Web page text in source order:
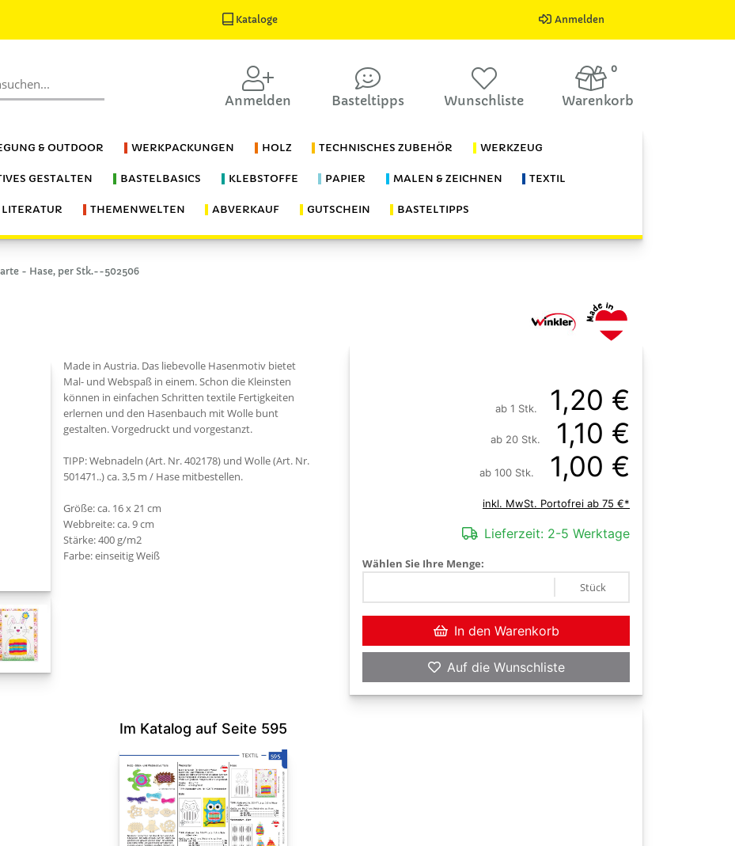
Kataloge Anmelden
Anmelden Basteltipps Wunschliste
0
Warenkorb
& OUTDOOR WERKPACKUNGEN HOLZ TECHNISCHES ZUBEHÖR WERKZEUG
GESTALTEN BASTELBASICS KLEBSTOFFE PAPIER MALEN & ZEICHNEN TEXTIL
LITERATUR THEMENWELTEN ABVERKAUF GUTSCHEIN BASTELTIPPS
- Hase, per Stk.--502506
Made in Austria. Das liebevolle Hasenmotiv bietet
Mal- und Webspaß in einem. Schon die Kleinsten
können in einfachen Schritten textile Fertigkeiten
erlernen und den Hasenbauch mit Wolle bunt
gestalten. Vorgedruckt und vorgestanzt.
TIPP: Webnadeln (Art. Nr. 402178) und Wolle (Art. Nr.
501471..) ca. 3,5 m / Hase mitbestellen.
Größe: ca. 16 x 21 cm
Webbreite: ca. 9 cm
Stärke: 400 g/m2
Farbe: einseitig Weiß
ab 1 Stk. 1,20 €
ab 20 Stk. 1,10 €
ab 100 Stk. 1,00 €
inkl. MwSt. Portofrei ab 75 €*
Lieferzeit: 2-5 Werktage
Wählen Sie Ihre Menge:
Stück
In den Warenkorb
Auf die Wunschliste
Im Katalog auf Seite 595